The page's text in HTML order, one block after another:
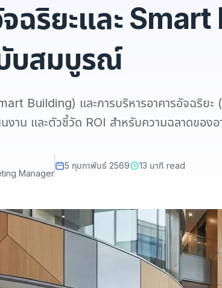
ฉริยะและ
บสมบูรณ์
Building) และการบริหารอาคารอัจฉริยะ
งาน และตัวชี้วัด ROI สำหรับความฉลาดของอ
Manager
5 กุมภาพันธ์ 2569 13 นาที read